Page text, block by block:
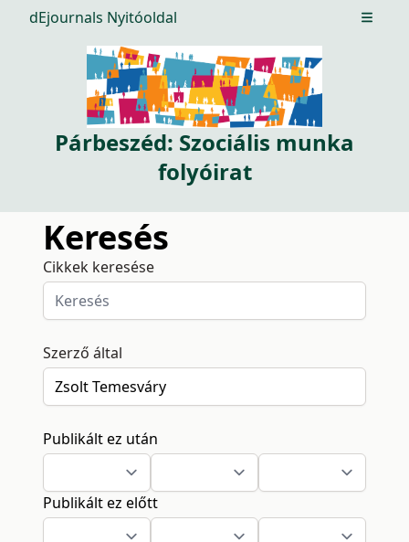
dEjournals Nyitóoldal Open
Párbeszéd: Szociális munka
folyóirat
Keresés
Cikkek keresése
Szerző által
Publikált ez után
Publikált ez előtt